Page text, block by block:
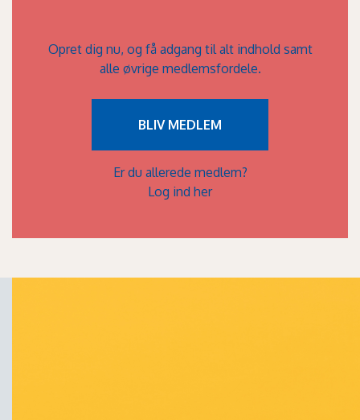
Opret dig nu, og få adgang til alt indhold samt
alle øvrige medlemsfordele.
BLIV MEDLEM
Er du allerede medlem?
Log ind her